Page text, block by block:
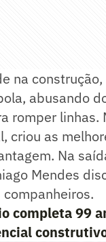
na
abusando
romper
criou as
Na
Mendes
completa 99